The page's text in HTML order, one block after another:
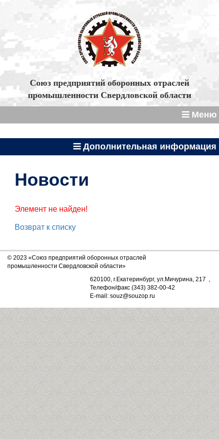
Союз предприятий оборонных отраслей
промышленности Свердловской области
Меню
Дополнительная информация
Новости
Элемент не найден!
Возврат к списку
© 2023 «Союз предприятий оборонных отраслей
промышленности Свердловской области»
620100, г.Екатеринбург, ул.Мичурина, 217 ,
Телефон/факс (343) 382-00-42
E-mail: souz@souzop.ru